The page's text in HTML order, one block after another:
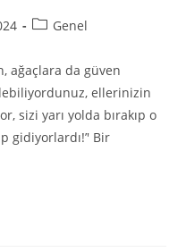
Genel
ağaçlara da güven
ellerinizin
sizi yarı yolda bırakıp o
gidiyorlardı!’' Bir